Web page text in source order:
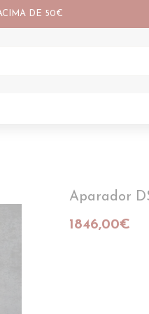
DE 50€
Aparador
1846,00€